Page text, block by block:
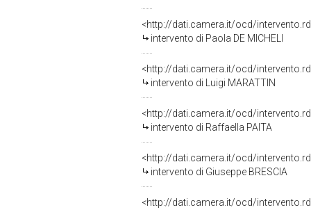
<http://dati.camera.it/ocd/
intervento di Paola DE MICHELI
<http://dati.camera.it/ocd/
intervento di Luigi MARATTIN
<http://dati.camera.it/ocd/
intervento di Raffaella PAITA
<http://dati.camera.it/ocd/
intervento di Giuseppe BRESCIA
<http://dati.camera.it/ocd/